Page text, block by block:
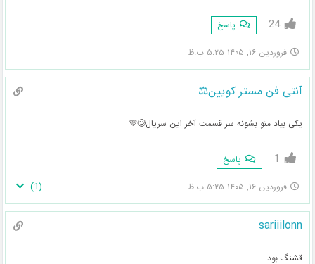
24 پاسخ
فروردین ۱۶, ۱۴۰۵ ۵:۲۵ ب.ظ
آنتی فن مستر کویین⚖️
یکی بیاد منو بشونه سر قسمت آخر این سریال🥲💜
1 پاسخ
فروردین ۱۶, ۱۴۰۵ ۵:۲۵ ب.ظ (
1
)
sariiilonn
قشنگ بود